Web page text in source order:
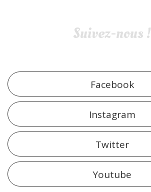
Suivez-nous !
Facebook
Instagram
Twitter
Youtube